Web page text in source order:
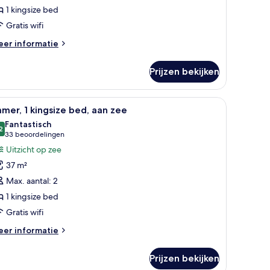
1 kingsize bed
Gratis wifi
informatie
Prijzen bekijken
lamp, uitzicht op de oceaan en een balkon met een stoel en tafel.
Een hotelkamer met een bed, nachtkastje,
18 1 kingsize bed, aan zee
van 10
Fantastisch
33 beoordelingen
(33
beoordelingen)
Uitzicht op zee
37 m²
Max. aantal: 2
1 kingsize bed
Gratis wifi
informatie
Prijzen bekijken